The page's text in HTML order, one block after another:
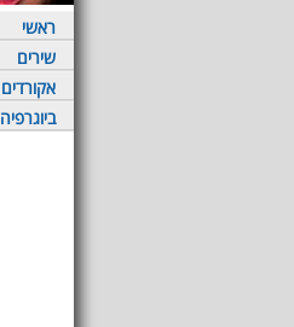
ראשי
שירים
אקורדים
ביוגרפיה